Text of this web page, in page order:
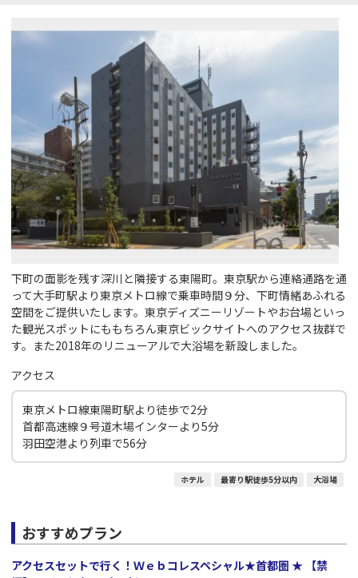
下町の面影を残す深川と隣接する東陽町。東京駅から連絡通路を通
って大手町駅より東京メトロ線で乗車時間９分、下町情緒あふれる
空間をご提供いたします。東京ディズニーリゾートやお台場といっ
た観光スポットにももちろん東京ビックサイトへのアクセス抜群で
す。また2018年のリニューアルで大浴場を新設しました。
アクセス
東京メトロ線東陽町駅より徒歩で2分
首都高速線９号道木場インターより5分
羽田空港より列車で56分
ホテル 最寄り駅徒歩5分以内 大浴場
おすすめプラン
アクセスセットで行く！Ｗｅｂコレスペシャル★首都圏 ★ 【禁